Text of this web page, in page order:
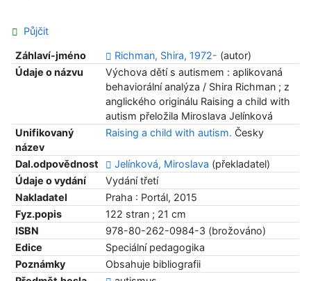
Půjčit
Záhlaví-jméno Richman, Shira, 1972- (autor)
Údaje o názvu
Výchova dětí s autismem : aplikovaná
behaviorální analýza / Shira Richman ; z
anglického originálu Raising a child with
autism přeložila Miroslava Jelínková
Unifikovaný
název
Raising a child with autism. Česky
Dal.odpovědnost Jelínková, Miroslava (překladatel)
Údaje o vydání
Vydání třetí
Nakladatel
Praha : Portál, 2015
Fyz.popis
122 stran ; 21 cm
ISBN
978-80-262-0984-3 (brožováno)
Edice
Speciální pedagogika
Poznámky
Obsahuje bibliografii